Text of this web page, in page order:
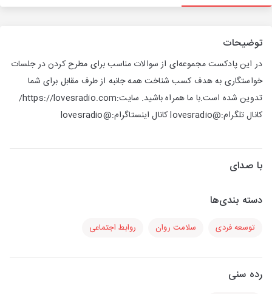
توضیحات
در این پادکست مجموعه‌ای از سوالات مناسب برای مطرح کردن در جلسات
خواستگاری به هدف کسب شناخت همه جانبه از طرف مقابل برای شما
تدوین شده است.با ما همراه باشید. سایت:https://lovesradio.com/
کانال تلگرام:@lovesradio کانال اینستاگرام:@lovesradio
با صدای
دسته بندی‌ها
توسعه فردی سلامت روان روابط اجتماعی
رده سنی